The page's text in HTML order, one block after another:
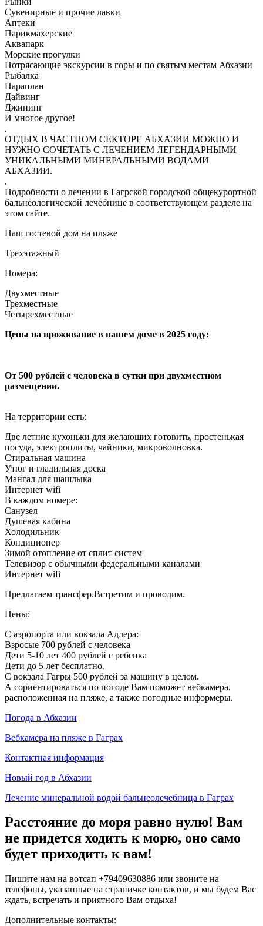
Сувенирные и прочие лавки
Аптеки
Парикмахерские
Аквапарк
Морские прогулки
Потрясающие экскурсии в горы и по святым местам Абхазии
Рыбалка
Параплан
Дайвинг
Джипинг
И многое другое!
.
ОТДЫХ В ЧАСТНОМ СЕКТОРЕ АБХАЗИИ МОЖНО И
НУЖНО СОЧЕТАТЬ С ЛЕЧЕНИЕМ ЛЕГЕНДАРНЫМИ
УНИКАЛЬНЫМИ МИНЕРАЛЬНЫМИ ВОДАМИ
АБХАЗИИ.
.
Подробности о лечении в Гагрской городской общекурортной
бальнеологической лечебнице в соответствующем разделе на
этом сайте.
Наш гостевой дом на пляже
Трехэтажный
Номера:
Двухместные
Трехместные
Четырехместные
Цены на проживание в нашем доме в 2025 году:
От 500 рублей с человека в сутки при двухместном
размещении.
На территории есть:
Две летние кухоньки для желающих готовить, простенькая
посуда, электроплиты, чайники, микроволновка.
Стиральная машина
Утюг и гладильная доска
Мангал для шашлыка
Интернет wifi
В каждом номере:
Санузел
Душевая кабина
Холодильник
Кондиционер
Зимой отопление от сплит систем
Телевизор с обычными федеральными каналами
Интернет wifi
Предлагаем трансфер.Встретим и проводим.
Цены:
С аэропорта или вокзала Адлера:
Взросые 700 рублей с человека
Дети 5-10 лет 400 рублей с ребенка
Дети до 5 лет бесплатно.
С вокзала Гагры 500 рублей за машину в целом.
А сориентироваться по погоде Вам поможет вебкамера,
расположенная на пляже, а также погодные информеры.
Погода в Абхазии
Вебкамера на пляже в Гаграх
Контактная информация
Новый год в Абхазии
Лечение минеральной водой бальнеолечебница в Гаграх
Расстояние до моря равно нулю! Вам
не придется ходить к морю, оно само
будет приходить к вам!
Пишите нам на вотсап +79409630886 или звоните на
телефоны, указанные на страничке контактов, и мы будем Вас
ждать, встречать и приятного Вам отдыха!
Дополнительные контакты: